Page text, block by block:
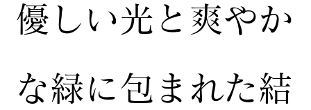
​優しい光と爽やか
な緑に包まれた結